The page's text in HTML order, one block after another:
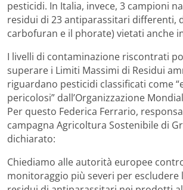
pesticidi. In Italia, invece, 3 campioni
residui di 23 antiparassitari differenti,
carbofuran e il phorate) vietati anche
I livelli di contaminazione riscontrati
superare i Limiti Massimi di Residui
riguardano pesticidi classificati come
pericolosi” dall’Organizzazione
Per questo Federica Ferrario,
campagna Agricoltura Sostenibile di
dichiarato:
Chiediamo alle autorità europee
monitoraggio più severi per escludere